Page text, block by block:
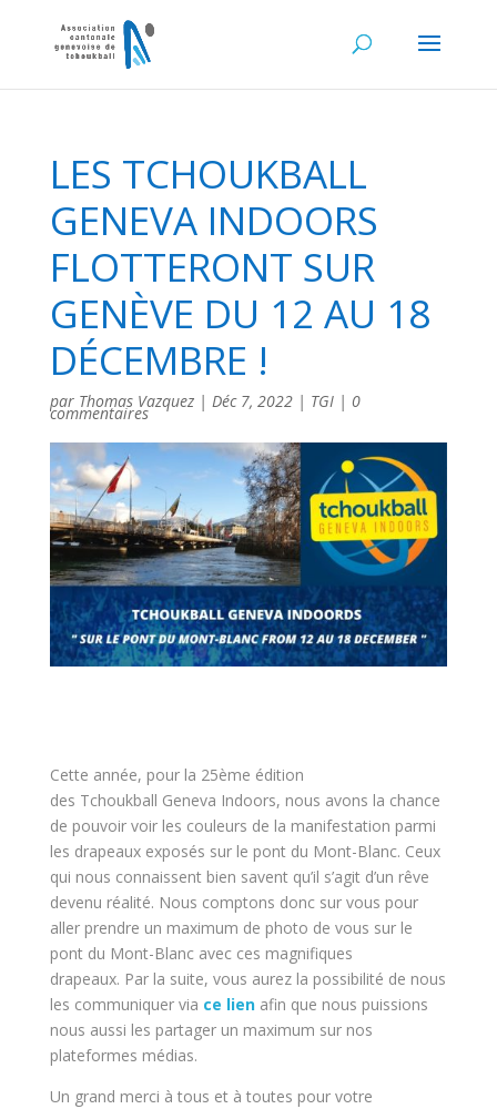
LES TCHOUKBALL
GENEVA INDOORS
FLOTTERONT SUR
GENÈVE DU 12 AU 18
DÉCEMBRE !
par Thomas Vazquez| Déc 7, 2022| TGI| 0
commentaires
Cette année, pour la 25ème édition
des Tchoukball Geneva Indoors, nous avons la chance
de pouvoir voir les couleurs de la manifestation parmi
les drapeaux exposés sur le pont du Mont-Blanc. Ceux
qui nous connaissent bien savent qu’il s’agit d’un rêve
devenu réalité. Nous comptons donc sur vous pour
aller prendre un maximum de photo de vous sur le
pont du Mont-Blanc avec ces magnifiques
drapeaux. Par la suite, vous aurez la possibilité de nous
les communiquer via ce lien afin que nous puissions
nous aussi les partager un maximum sur nos
plateformes médias.
Un grand merci à tous et à toutes pour votre